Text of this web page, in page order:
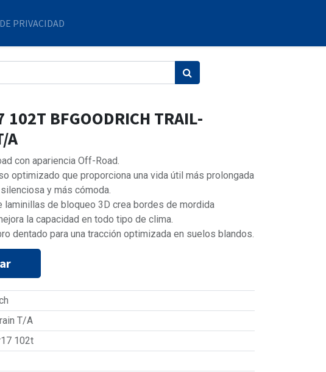
PRIVACIDAD
102T BFGOODRICH TRAIL-
A
con apariencia Off-Road.
optimizado que proporciona una vida útil más prolongada
y más cómoda.
laminillas de bloqueo 3D crea bordes de mordida
la capacidad en todo tipo de clima.
dentado para una tracción optimizada en suelos blandos.
T/A
102t